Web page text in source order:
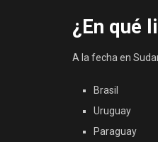
¿En qué
A la fecha en
Brasil
Uruguay
Paraguay